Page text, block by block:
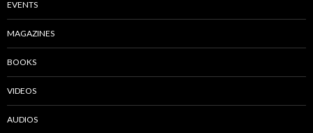
EVENTS
MAGAZINES
BOOKS
VIDEOS
AUDIOS